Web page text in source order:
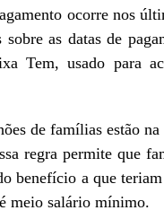
ocorre nos
as datas de
Tem, usado para
de famílias estão na
regra permite que
benefício a que
meio salário mínimo.